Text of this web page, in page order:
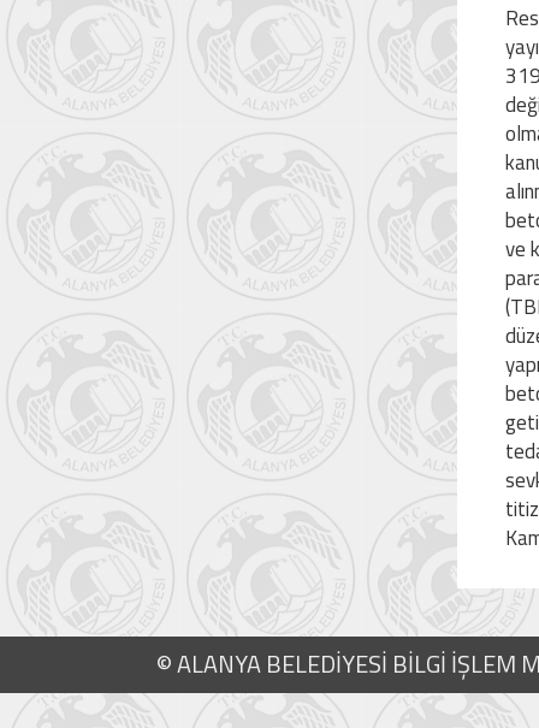
ve
© ALANYA BELEDİYESİ BİLGİ İŞLEM